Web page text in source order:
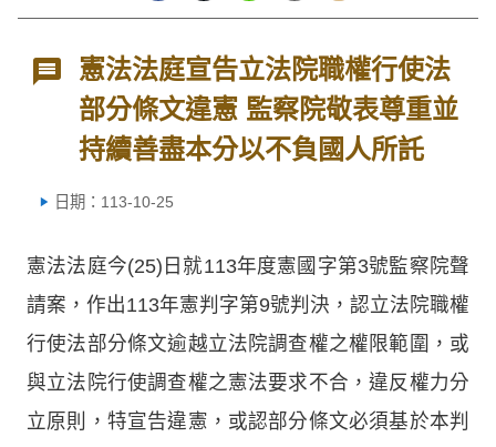
憲法法庭宣告立法院職權行使法
部分條文違憲 監察院敬表尊重並
持續善盡本分以不負國人所託
日期：113-10-25
憲法法庭今(25)日就113年度憲國字第3號監察院聲
請案，作出113年憲判字第9號判決，認立法院職權
行使法部分條文逾越立法院調查權之權限範圍，或
與立法院行使調查權之憲法要求不合，違反權力分
立原則，特宣告違憲，或認部分條文必須基於本判